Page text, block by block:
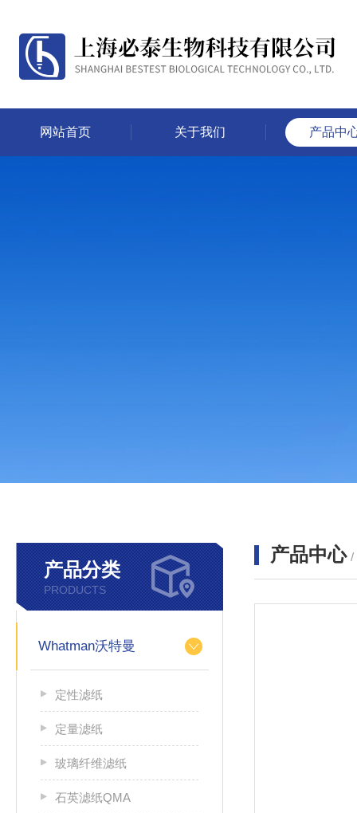
网站首页 关于我们 产品中
产品分类
PRODUCTS
Whatman沃特曼
定性滤纸
定量滤纸
玻璃纤维滤纸
石英滤纸QMA
产品中心 /